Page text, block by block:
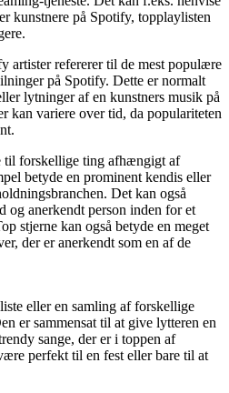
kunstnere på Spotify, topplaylisten
artister refererer til de mest populære
på Spotify. Dette er normalt
lytninger af en kunstners musik på
kan variere over tid, da populariteten
til forskellige ting afhængigt af
betyde en prominent kendis eller
Det kan også
og anerkendt person inden for et
stjerne kan også betyde en meget
der er anerkendt som en af de
eller en samling af forskellige
er sammensat til at give lytteren en
sange, der er i toppen af
perfekt til en fest eller bare til at